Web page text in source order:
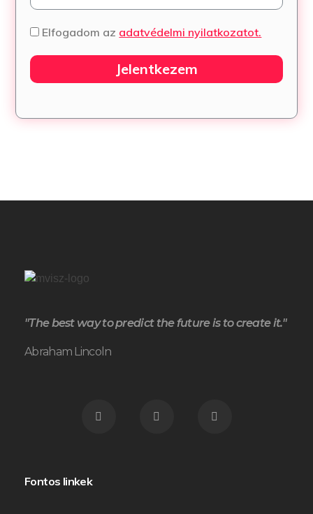
Elfogadom az adatvédelmi nyilatkozatot.
Jelentkezem
"The best way to predict the future is to create it."
Abraham Lincoln
Fontos linkek